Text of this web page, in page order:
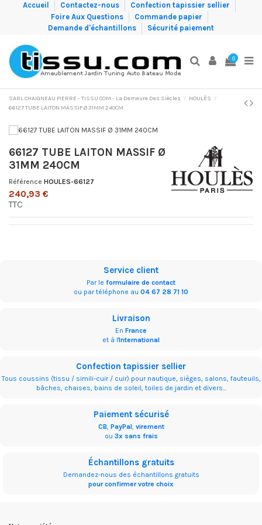
Accueil Contactez-nous
Confection tapissier sellier
Foire Aux Questions
Commande papier
Demande d'échantillons
Sécurité paiement
0
SARL CHAIGNEAU PIERRE - TISSU.COM - La Demeure Des Siècles
HOULÈS
66127 TUBE LAITON MASSIF Ø 31MM 240CM
66127 TUBE LAITON MASSIF Ø
31MM 240CM
Référence HOULES-66127
240,93 €
TTC
Service client
Par le formulaire de contact
ou par téléphone au 04 67 28 71 10
Livraison
En France
et à l'International
Confection tapissier sellier
Tous coussins (tissu / simili-cuir / cuir) pour nautique, sièges, salons, fauteuils,
bâches, chaises, bains de soleil, toiles de jardin et divers...
Paiement sécurisé
CB, PayPal, virement
ou 3x sans frais
Échantillons gratuits
Demandez-nous des échantillons gratuits
pour confirmer votre choix